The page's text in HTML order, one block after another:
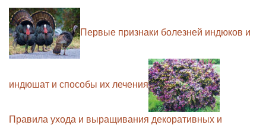
Первые признаки болезней индюков и
индюшат и способы их лечения
Правила ухода и выращивания декоративных и